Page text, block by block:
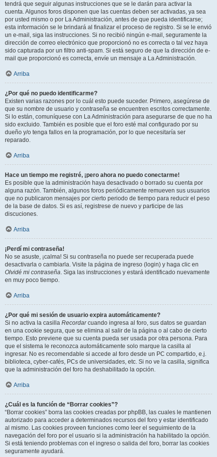
tendrá que seguir algunas instrucciones que se le darán para activar la
cuenta. Algunos foros disponen que las cuentas deben ser activadas, ya sea
por usted mismo o por La Administración, antes de que pueda identificarse;
esta información se le brindará al finalizar el proceso de registro. Si se le envió
un e-mail, siga las instrucciones. Si no recibió ningún e-mail, seguramente la
dirección de correo electrónico que proporcionó no es correcta o tal vez haya
sido capturada por un filtro anti-spam. Si está seguro de que la dirección de e-
mail que proporcionó es correcta, envíe un mensaje a La Administración.
Arriba
¿Por qué no puedo identificarme?
Existen varias razones por lo cuál esto puede suceder. Primero, asegúrese de
que su nombre de usuario y contraseña se encuentren escritos correctamente.
Si lo están, comuníquese con La Administración para asegurarse de que no ha
sido excluido. También es posible que el foro esté mal configurado por su
dueño y/o tenga fallos en la programación, por lo que necesitaría ser
reparado.
Arriba
Hace un tiempo me registré, ¡pero ahora no puedo conectarme!
Es posible que la administración haya desactivado o borrado su cuenta por
alguna razón. También, algunos foros periódicamente remueven sus usuarios
que no publicaron mensajes por cierto periodo de tiempo para reducir el peso
de la base de datos. Si es así, registrese de nuevo y participe de las
discuciones.
Arriba
¡Perdí mi contraseña!
No se asuste, ¡calma! Si su contraseña no puede ser recuperada puede
desactivarla o cambiarla. Visite la página de ingreso (login) y haga clic en
Olvidé mi contraseña. Siga las instrucciones y estará identificado nuevamente
en muy poco tiempo.
Arriba
¿Por qué mi sesión de usuario expira automáticamente?
Si no activa la casilla Recordarcuando ingresa al foro, sus datos se guardan
en una cookie segura, que se elimina al salir de la página o al cabo de cierto
tiempo. Esto previene que su cuenta pueda ser usada por otra persona. Para
que el sistema le reconozca automáticamente solo marque la casilla al
ingresar. No es recomendable si accede al foro desde un PC compartido, e.j.
biblioteca, cyber-cafés, PCs de universidades, etc. Si no ve la casilla, significa
que la administración del foro ha deshabilitado la opción.
Arriba
¿Cuál es la función de “Borrar cookies”?
“Borrar cookies” borra las cookies creadas por phpBB, las cuales le mantienen
autorizado para acceder a determinados recursos del foro y estar identificado
al mismo. Las cookies proveen funciones como leer el seguimiento de la
navegación del foro por el usuario si la administración ha habilitado la opción.
Si está teniendo problemas con el ingreso o salida del foro, borrar las cookies
seguramente ayudará.